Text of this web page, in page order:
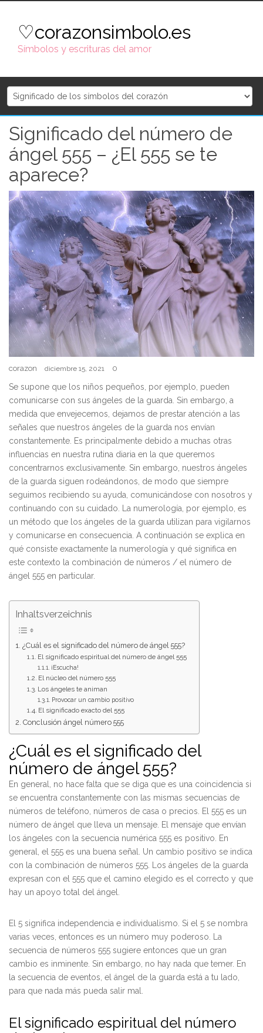
content♡corazonsimbolo.es
Símbolos y escrituras del amor
Significado del número de
ángel 555 – ¿El 555 se te
aparece?
corazon diciembre 15, 2021 0
Se supone que los niños pequeños, por ejemplo, pueden
comunicarse con sus ángeles de la guarda. Sin embargo, a
medida que envejecemos, dejamos de prestar atención a las
señales que nuestros ángeles de la guarda nos envían
constantemente. Es principalmente debido a muchas otras
influencias en nuestra rutina diaria en la que queremos
concentrarnos exclusivamente. Sin embargo, nuestros ángeles
de la guarda siguen rodeándonos, de modo que siempre
seguimos recibiendo su ayuda, comunicándose con nosotros y
continuando con su cuidado. La numerología, por ejemplo, es
un método que los ángeles de la guarda utilizan para vigilarnos
y comunicarse en consecuencia. A continuación se explica en
qué consiste exactamente la numerología y qué significa en
este contexto la combinación de números / el número de
ángel 555 en particular.
Inhaltsverzeichnis
¿Cuál es el significado del número de ángel 555?
El significado espiritual del número de ángel 555
¡Escucha!
El núcleo del número 555
Los ángeles te animan
Provocar un cambio positivo
El significado exacto del 555
Conclusión ángel número 555
¿Cuál es el significado del
número de ángel 555?
En general, no hace falta que se diga que es una coincidencia si
se encuentra constantemente con las mismas secuencias de
números de teléfono, números de casa o precios. El 555 es un
número de ángel que lleva un mensaje. El mensaje que envían
los ángeles con la secuencia numérica 555 es positivo. En
general, el 555 es una buena señal. Un cambio positivo se indica
con la combinación de números 555. Los ángeles de la guarda
expresan con el 555 que el camino elegido es el correcto y que
hay un apoyo total del ángel.
El 5 significa independencia e individualismo. Si el 5 se nombra
varias veces, entonces es un número muy poderoso. La
secuencia de números 555 sugiere entonces que un gran
cambio es inminente. Sin embargo, no hay nada que temer. En
la secuencia de eventos, el ángel de la guarda está a tu lado,
para que nada más pueda salir mal.
El significado espiritual del número